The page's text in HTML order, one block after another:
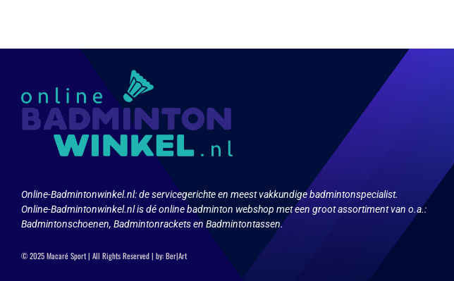
Online-Badmintonwinkel.nl:de servicegerichte en meest vakkundige badmintonspecialist.
Online-Badmintonwinkel.nl is dé online badminton webshop met een groot assortiment van o.a.:
Badmintonschoenen, Badmintonrackets en Badmintontassen.
© 2025 Macaré Sport | All Rights Reserved | by:Ber|Art